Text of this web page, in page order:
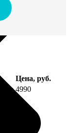
Цена, руб.
4990